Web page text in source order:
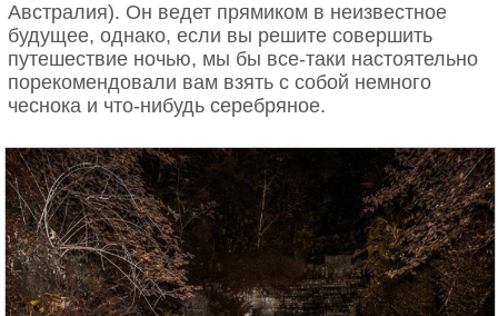
Австралия). Он ведет прямиком в неизвестное
будущее, однако, если вы решите совершить
путешествие ночью, мы бы все-таки настоятельно
порекомендовали вам взять с собой немного
чеснока и что-нибудь серебряное.